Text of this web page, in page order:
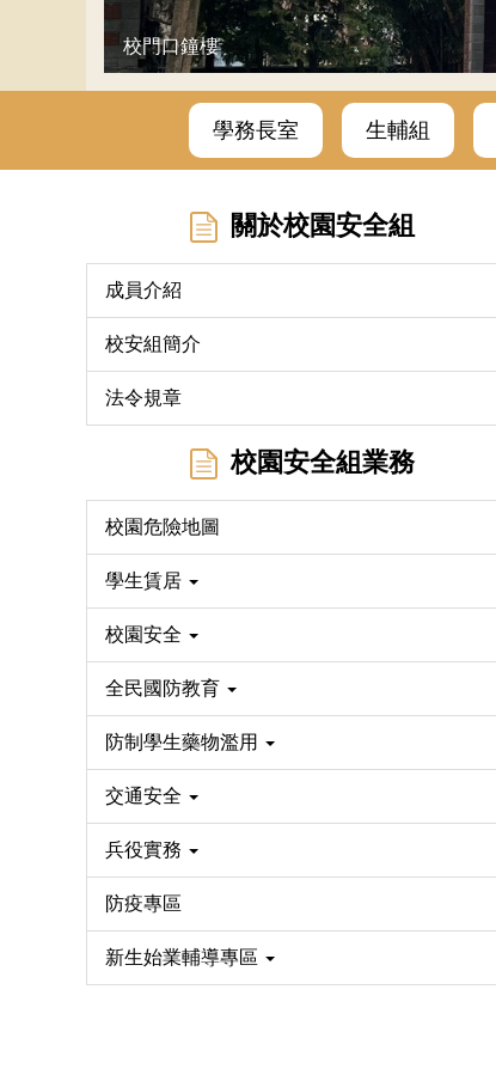
校門口鐘樓
學務長室 生輔組
關於校園安全組
成員介紹
校安組簡介
法令規章
校園安全組業務
校園危險地圖
學生賃居
校園安全
全民國防教育
防制學生藥物濫用
交通安全
兵役實務
防疫專區
新生始業輔導專區